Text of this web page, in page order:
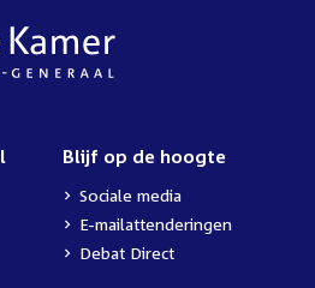
Blijf op de hoogte
Sociale media
E-mailattenderingen
Debat Direct